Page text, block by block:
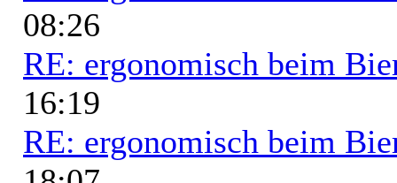
08:26
RE: ergonomisch beim
16:19
RE: ergonomisch beim